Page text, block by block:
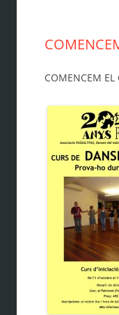
COMENCEM EL